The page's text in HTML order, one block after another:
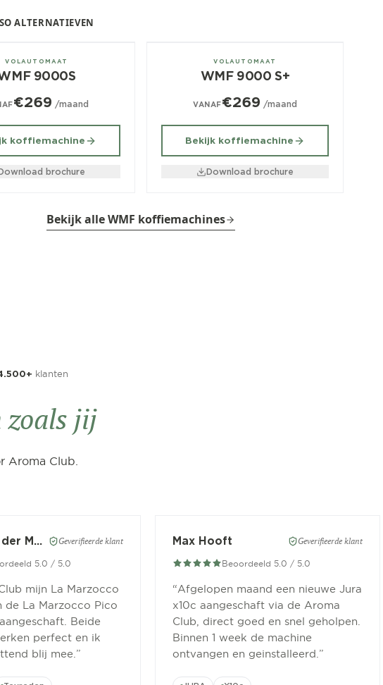
ALTERNATIEVEN
VOLAUTOMAAT
9000S
€269 /maand
koffiemachine
brochure
± 350/dagVOLAUTOMAAT
WMF 9000 S+
VANAF€269 /maand
Bekijk koffiemachine
Download brochure
Bekijk alle WMF koffiemachines
klanten
zoals jij
Aroma Club.
Wesley van der Meer Geverifieerde klant
5.0 / 5.0
mijn La Marzocco
de La Marzocco Pico
Beide
perfect en ik
blij mee. ”
Max Hooft Geverifieerde klant
Beoordeeld 5.0 / 5.0
“Afgelopen maand een nieuwe Jura
x10c aangeschaft via de Aroma
Club, direct goed en snel geholpen.
Binnen 1 week de machine
ontvangen en geinstalleerd. ”